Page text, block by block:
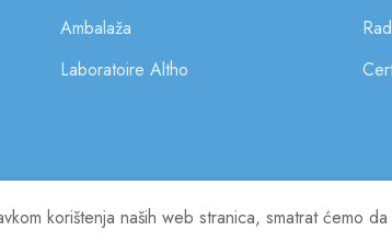
Ambalaža
Laboratoire Altho
korištenja naših web stranica, smatrat ćemo